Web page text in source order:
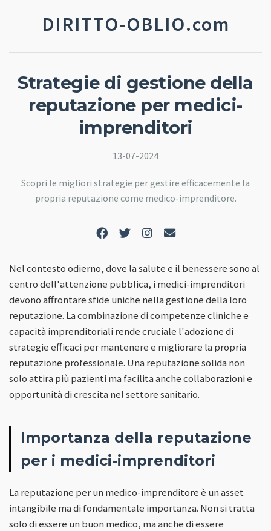
DIRITTO-OBLIO.com
Strategie di gestione della
reputazione per medici-
imprenditori
13-07-2024
Scopri le migliori strategie per gestire efficacemente la
propria reputazione come medico-imprenditore.
Nel contesto odierno, dove la salute e il benessere sono al
centro dell'attenzione pubblica, i medici-imprenditori
devono affrontare sfide uniche nella gestione della loro
reputazione. La combinazione di competenze cliniche e
capacità imprenditoriali rende cruciale l'adozione di
strategie efficaci per mantenere e migliorare la propria
reputazione professionale. Una reputazione solida non
solo attira più pazienti ma facilita anche collaborazioni e
opportunità di crescita nel settore sanitario.
Importanza della reputazione
per i medici-imprenditori
La reputazione per un medico-imprenditore è un asset
intangibile ma di fondamentale importanza. Non si tratta
solo di essere un buon medico, ma anche di essere